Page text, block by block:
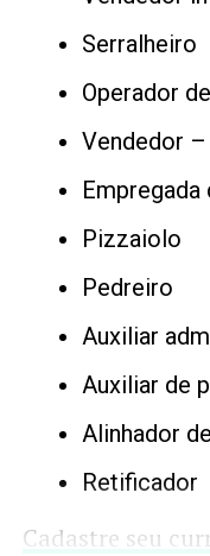
Serralheiro
Operador
Vendedor
Pizzaiolo
Pedreiro
Auxiliar
Auxiliar de
Alinhador
Retificador
Cadastre seu